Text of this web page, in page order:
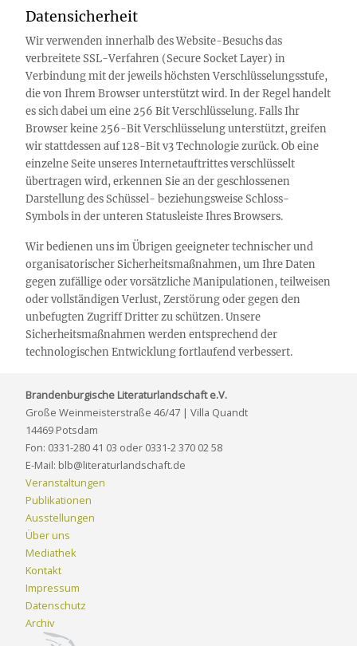
Datensicherheit
Wir verwenden innerhalb des Website-Besuchs das
verbreitete SSL-Verfahren (Secure Socket Layer) in
Verbindung mit der jeweils höchsten Verschlüsselungsstufe,
die von Ihrem Browser unterstützt wird. In der Regel handelt
es sich dabei um eine 256 Bit Verschlüsselung. Falls Ihr
Browser keine 256-Bit Verschlüsselung unterstützt, greifen
wir stattdessen auf 128-Bit v3 Technologie zurück. Ob eine
einzelne Seite unseres Internetauftrittes verschlüsselt
übertragen wird, erkennen Sie an der geschlossenen
Darstellung des Schüssel- beziehungsweise Schloss-
Symbols in der unteren Statusleiste Ihres Browsers.
Wir bedienen uns im Übrigen geeigneter technischer und
organisatorischer Sicherheitsmaßnahmen, um Ihre Daten
gegen zufällige oder vorsätzliche Manipulationen, teilweisen
oder vollständigen Verlust, Zerstörung oder gegen den
unbefugten Zugriff Dritter zu schützen. Unsere
Sicherheitsmaßnahmen werden entsprechend der
technologischen Entwicklung fortlaufend verbessert.
Brandenburgische Literaturlandschaft e.V.
Große Weinmeisterstraße 46/47 | Villa Quandt
14469 Potsdam
Fon: 0331-280 41 03 oder 0331-2 370 02 58
E-Mail: blb@literaturlandschaft.de
Veranstaltungen
Publikationen
Ausstellungen
Über uns
Mediathek
Kontakt
Impressum
Datenschutz
Archiv